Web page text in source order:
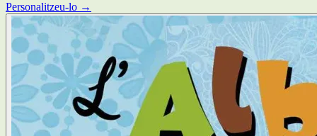
Personalitzeu-lo →